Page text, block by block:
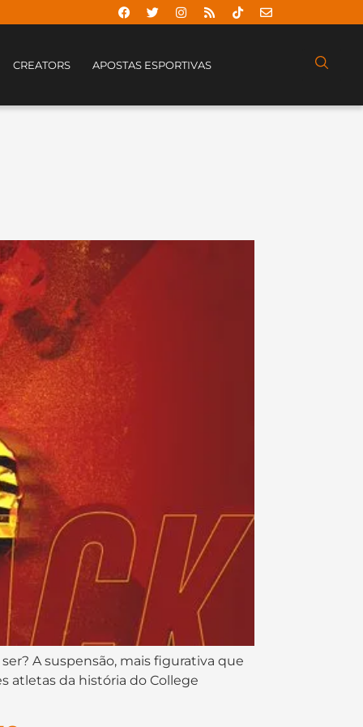
CREATORS APOSTAS ESPORTIVAS
A suspensão, mais figurativa que
atletas da história do College